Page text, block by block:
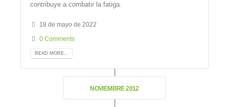
contribuye a combatir la fatiga.
18 de mayo de 2022
0 Comments
READ MORE...
NOVIEMBRE 2012